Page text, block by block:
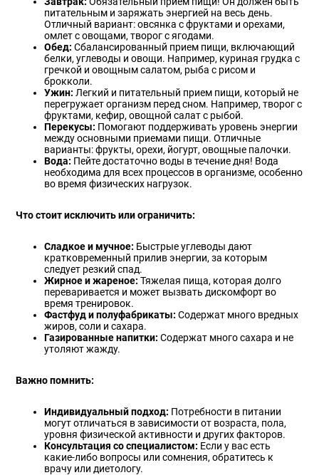
питательным и заряжать энергией на весь день.
Отличный вариант: овсянка с фруктами и орехами,
омлет с овощами, творог с ягодами.
Обед: Сбалансированный прием пищи, включающий
белки, углеводы и овощи. Например, куриная грудка с
гречкой и овощным салатом, рыба с рисом и
брокколи.
Ужин: Легкий и питательный прием пищи, который не
перегружает организм перед сном. Например, творог с
фруктами, кефир, овощной салат с рыбой.
Перекусы: Помогают поддерживать уровень энергии
между основными приемами пищи. Отличные
варианты: фрукты, орехи, йогурт, овощные палочки.
Вода: Пейте достаточно воды в течение дня! Вода
необходима для всех процессов в организме, особенно
во время физических нагрузок.
Что стоит исключить или ограничить:
Сладкое и мучное: Быстрые углеводы дают
кратковременный прилив энергии, за которым
следует резкий спад.
Жирное и жареное: Тяжелая пища, которая долго
переваривается и может вызвать дискомфорт во
время тренировок.
Фастфуд и полуфабрикаты: Содержат много вредных
жиров, соли и сахара.
Газированные напитки: Содержат много сахара и не
утоляют жажду.
Важно помнить:
Индивидуальный подход: Потребности в питании
могут отличаться в зависимости от возраста, пола,
уровня физической активности и других факторов.
Консультация со специалистом: Если у вас есть
какие-либо вопросы или сомнения, обратитесь к
врачу или диетологу.